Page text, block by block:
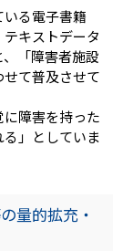
る電子書籍
テキストデータ
「障害者施設
て普及させて
障害を持った
」としていま
量的拡充・